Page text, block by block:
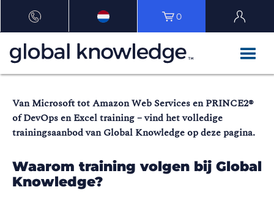
0
Van Microsoft tot Amazon Web Services en PRINCE2®
of DevOps en Excel training – vind het volledige
trainingsaanbod van Global Knowledge op deze pagina.
Waarom training volgen bij Global
Knowledge?